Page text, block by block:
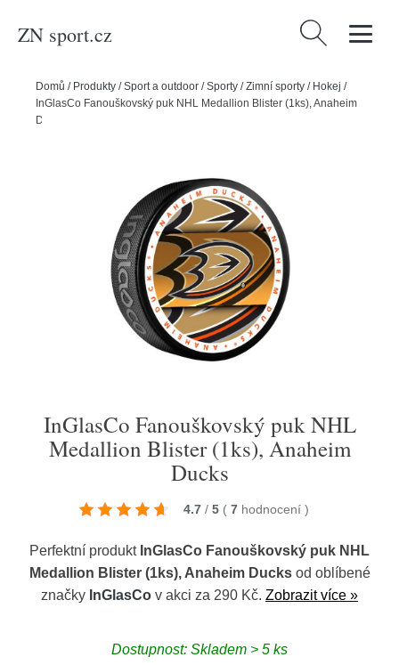
ZN sport.cz Vyhledávání
Domů / Produkty /Sport a outdoor /Sporty /Zimní sporty / Hokej /
InGlasCo Fanouškovský puk NHL Medallion Blister (1ks), Anaheim
Ducks
InGlasCo Fanouškovský puk NHL
Medallion Blister (1ks), Anaheim
Ducks
4.7 / 5 ( 7 hodnocení )
Perfektní produkt InGlasCo Fanouškovský puk NHL
Medallion Blister (1ks), Anaheim Ducksod oblíbené
značky InGlasCo v akci za 290 Kč. Zobrazit více »
Dostupnost: Skladem > 5 ks